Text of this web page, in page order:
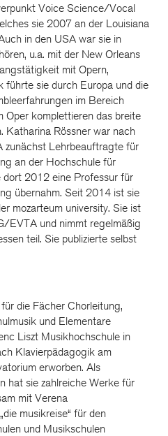
Voice Science/Vocal
sie 2007 an der Louisiana
in den USA war sie in
u.a. mit der New Orleans
mit Opern,
führte sie durch Europa und die
im Bereich
Oper komplettieren das breite
Katharina Rössner war nach
zunächst Lehrbeauftragte für
an der Hochschule für
dort 2012 eine Professur für
übernahm. Seit 2014 ist sie
mozarteum university. Sie ist
EVTA und nimmt regelmäßig
teil. Sie publizierte selbst
die Fächer Chorleitung,
und Elementare
Liszt Musikhochschule in
Klavierpädagogik am
erworben. Als
hat sie zahlreiche Werke für
mit Verena
musikreise“ für den
und Musikschulen